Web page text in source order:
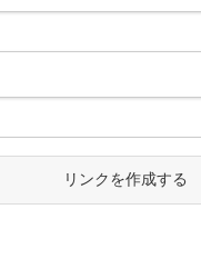
リンクを作成する